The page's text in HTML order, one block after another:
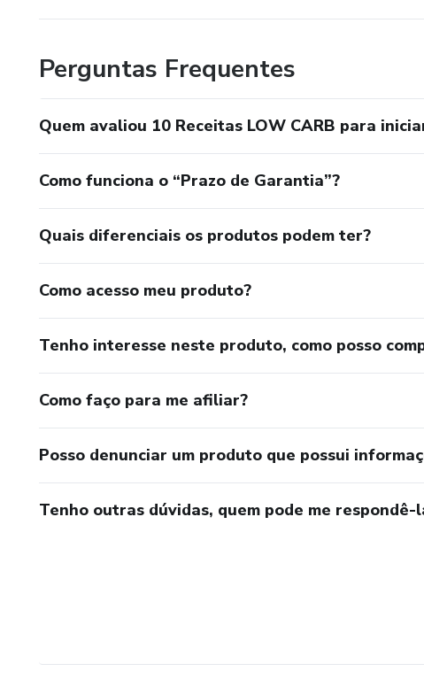
Perguntas Frequentes
Quem avaliou 10 Receitas LOW CARB para
Como funciona o “Prazo de Garantia”?
Quais diferenciais os produtos podem ter?
Como acesso meu produto?
Tenho interesse neste produto, como posso
Como faço para me afiliar?
Posso denunciar um produto que possui
Tenho outras dúvidas, quem pode me respondê-